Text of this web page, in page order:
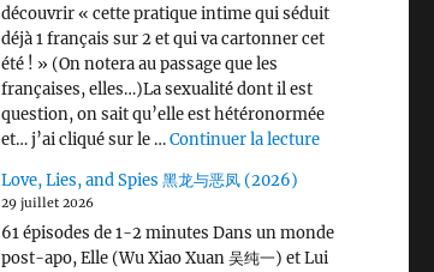
découvrir « cette pratique intime qui séduit
déjà 1 français sur 2 et qui va cartonner cet
été ! » (On notera au passage que les
françaises, elles…)La sexualité dont il est
question, on sait qu’elle est hétéronormée
et… j’ai cliqué sur le …Continuer la lecturede « L’eau, ça
Love, Lies, and Spies 黑龙与恶凤 (2026)
29 juillet 2026
61 épisodes de 1-2 minutes Dans un monde
post-apo, Elle (Wu Xiao Xuan 吴纯一) et Lui